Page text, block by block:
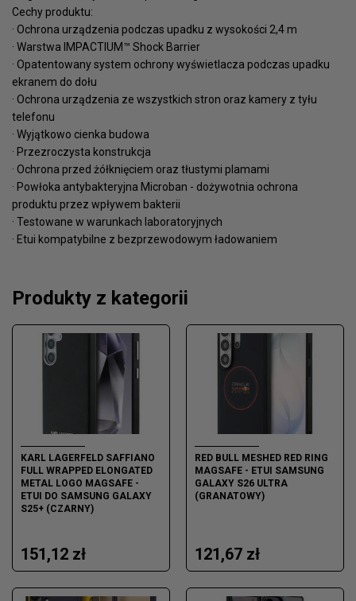
Cechy produktu:
· Ochrona urządzenia podczas upadku z wysokości 2,4 m
· Warstwa IMPACTIUM™ Shock Barrier
· Opatentowany system ochrony wyświetlacza podczas upadku
ekranem do dołu
· Ochrona urządzenia ze wszystkich stron oraz kamery z tyłu
telefonu
· Wyjątkowo cienka budowa
· Przezroczysta konstrukcja
· Ochrona przed żółknięciem oraz tłustymi plamami
· Powłoka antybakteryjna Microban - dożywotnia ochrona
produktu przez wpływem bakterii
· Testowane w warunkach laboratoryjnych
· Etui kompatybilne z bezprzewodowym ładowaniem
Produkty z kategorii
KARL LAGERFELD SAFFIANO
FULL WRAPPED ELONGATED
METAL LOGO MAGSAFE -
ETUI DO SAMSUNG GALAXY
S25+ (CZARNY)
151,12 zł
RED BULL MESHED RED RING
MAGSAFE - ETUI SAMSUNG
GALAXY S26 ULTRA
(GRANATOWY)
121,67 zł